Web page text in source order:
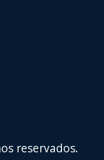
reservados.